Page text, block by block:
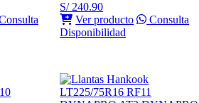
S/240.90
Ver producto
Consulta
Disponibilidad